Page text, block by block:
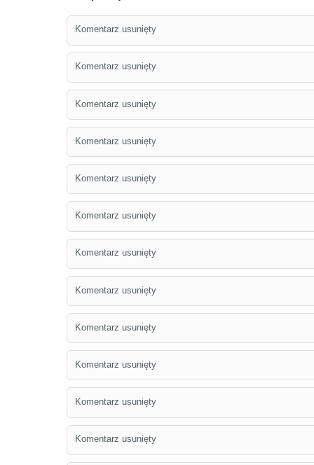
Komentarz usunięty
Komentarz usunięty
Komentarz usunięty
Komentarz usunięty
Komentarz usunięty
Komentarz usunięty
Komentarz usunięty
Komentarz usunięty
Komentarz usunięty
Komentarz usunięty
Komentarz usunięty
Komentarz usunięty